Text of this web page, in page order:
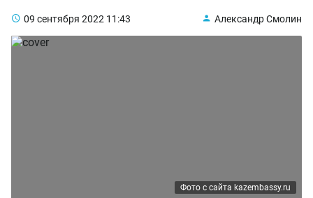
09 сентября 2022 11:43 Александр Смолин
Фото с сайта kazembassy.ru